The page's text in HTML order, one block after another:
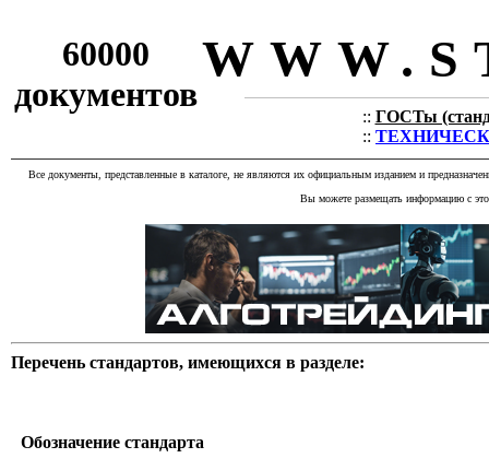
60000
документов
:: ГОСТы
::
Все документы, представленные в каталоге, не являются их официальным изданием и
Вы можете размещать информацию с
Перечень стандартов, имеющихся в разделе:
Обозначение стандарта